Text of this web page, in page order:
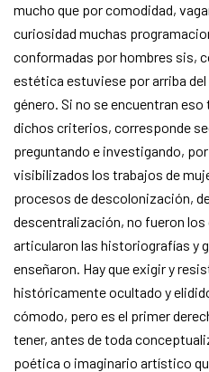
mucho que por comodidad,
curiosidad muchas
conformadas por hombres sis,
estética estuviese por arriba
género. Si no se encuentran
dichos criterios, corresponde
preguntando e investigando,
visibilizados los trabajos de
procesos de descolonización,
descentralización, no fueron
articularon las historiografías y
enseñaron. Hay que exigir y
históricamente ocultado y
cómodo, pero es el primer
tener, antes de toda
poética o imaginario artístico